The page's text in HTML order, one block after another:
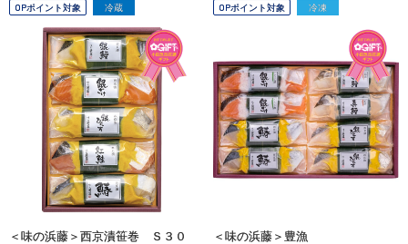
OPポイント対象 冷蔵
＜味の浜藤＞西京漬笹巻 Ｓ３０
OPポイント対象 冷凍
＜味の浜藤＞豊漁